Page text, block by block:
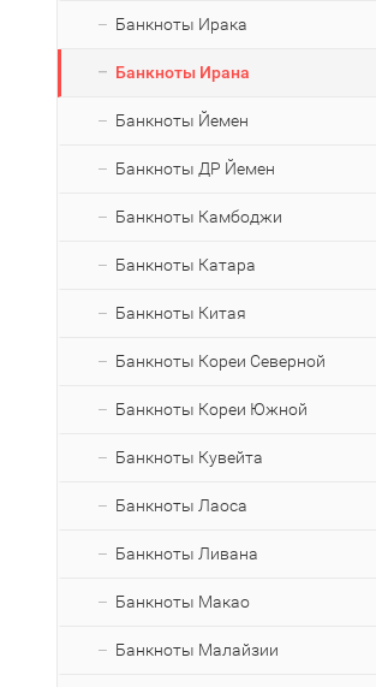
Банкноты Ирака
Банкноты Ирана
Банкноты Йемен
Банкноты ДР Йемен
Банкноты Камбоджи
Банкноты Катара
Банкноты Китая
Банкноты Кореи Северной
Банкноты Кореи Южной
Банкноты Кувейта
Банкноты Лаоса
Банкноты Ливана
Банкноты Макао
Банкноты Малайзии